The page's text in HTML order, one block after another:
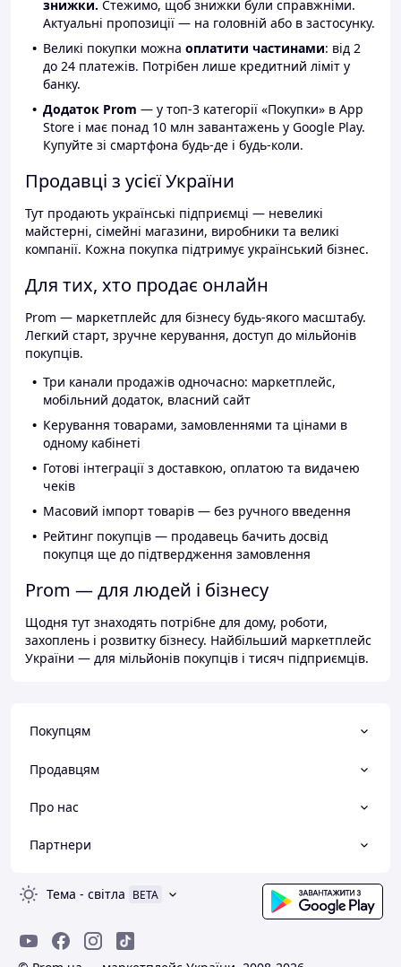
знижки. Стежимо, щоб знижки були справжніми.
Актуальні пропозиції — на головній або в застосунку.
Великі покупки можна оплатити частинами: від 2
до 24 платежів. Потрібен лише кредитний ліміт у
банку.
Додаток Prom — у топ-3 категорії «Покупки» в App
Store і має понад 10 млн завантажень у Google Play.
Купуйте зі смартфона будь-де і будь-коли.
Продавці з усієї України
Тут продають українські підприємці — невеликі
майстерні, сімейні магазини, виробники та великі
компанії. Кожна покупка підтримує український бізнес.
Для тих, хто продає онлайн
Prom — маркетплейс для бізнесу будь-якого масштабу.
Легкий старт, зручне керування, доступ до мільйонів
покупців.
Три канали продажів одночасно: маркетплейс,
мобільний додаток, власний сайт
Керування товарами, замовленнями та цінами в
одному кабінеті
Готові інтеграції з доставкою, оплатою та видачею
чеків
Масовий імпорт товарів — без ручного введення
Рейтинг покупців — продавець бачить досвід
покупця ще до підтвердження замовлення
Prom — для людей і бізнесу
Щодня тут знаходять потрібне для дому, роботи,
захоплень і розвитку бізнесу. Найбільший маркетплейс
України — для мільйонів покупців і тисяч підприємців.
Покупцям
Продавцям
Про нас
Партнери
Тема - світла BETA